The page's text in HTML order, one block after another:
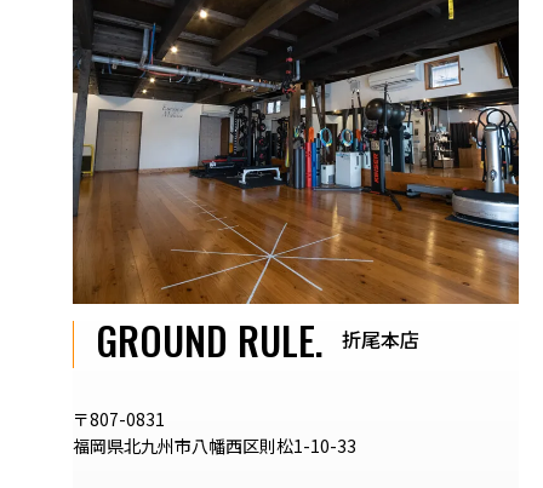
GROUND RULE. 折尾本店
〒807-0831
福岡県北九州市八幡西区則松1-10-33